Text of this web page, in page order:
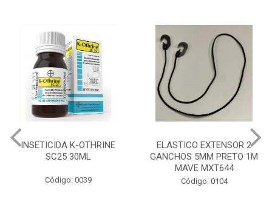
INSETICIDA K-OTHRINE
SC25 30ML
Código: 0039
ELASTICO EXTENSOR 2
GANCHOS 5MM PRETO 1M
MAVE MXT644
Código: 0104